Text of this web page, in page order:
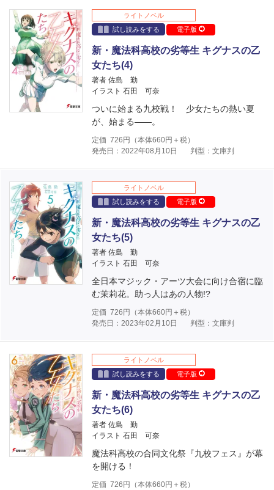
ライトノベル
試し読みをする
電子版
新・魔法科高校の劣等生 キグナスの乙
女たち(4)
著者 佐島 勤
イラスト 石田 可奈
ついに始まる九校戦！ 少女たちの熱い夏
が、始まる――。
定価 726 円（本体660円＋税）
発売日：2022年08月10日
判型：文庫判
ライトノベル
試し読みをする
電子版
新・魔法科高校の劣等生 キグナスの乙
女たち(5)
著者 佐島 勤
イラスト 石田 可奈
全日本マジック・アーツ大会に向け合宿に臨
む茉莉花。助っ人はあの人物!?
定価 726 円（本体660円＋税）
発売日：2023年02月10日
判型：文庫判
ライトノベル
試し読みをする
電子版
新・魔法科高校の劣等生 キグナスの乙
女たち(6)
著者 佐島 勤
イラスト 石田 可奈
魔法科高校の合同文化祭『九校フェス』が幕
を開ける！
定価 726 円（本体660円＋税）